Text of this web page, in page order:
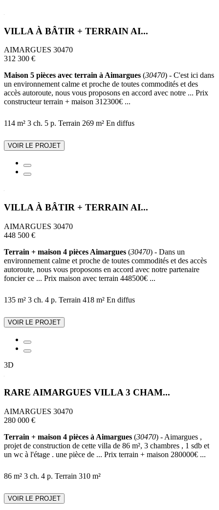
VILLA À BÂTIR + TERRAIN AI...
AIMARGUES 30470
312 300 €
Maison 5 pièces avec terrain à Aimargues (30470) - C'est ici dans
un environnement calme et proche de toutes commodités et des
accès autoroute, nous vous proposons en accord avec notre ... Prix
constructeur terrain + maison 312300€ ...
114 m² 3 ch. 5 p. Terrain 269 m² En diffus
VOIR LE PROJET
VILLA À BÂTIR + TERRAIN AI...
AIMARGUES 30470
448 500 €
Terrain + maison 4 pièces Aimargues (30470) - Dans un
environnement calme et proche de toutes commodités et des accès
autoroute, nous vous proposons en accord avec notre partenaire
foncier ce ... Prix maison avec terrain 448500€ ...
135 m² 3 ch. 4 p. Terrain 418 m² En diffus
VOIR LE PROJET
3D
RARE AIMARGUES VILLA 3 CHAM...
AIMARGUES 30470
280 000 €
Terrain + maison 4 pièces à Aimargues (30470) - Aimargues ,
projet de construction de cette villa de 86 m², 3 chambres , 1 sdb et
un wc à l'étage . une pièce de ... Prix terrain + maison 280000€ ...
86 m² 3 ch. 4 p. Terrain 310 m²
VOIR LE PROJET